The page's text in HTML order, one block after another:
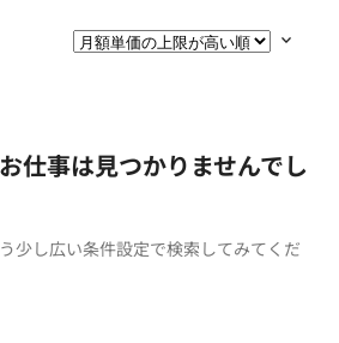
仕事は見つかりませんでし
少し広い条件設定で検索してみてくだ